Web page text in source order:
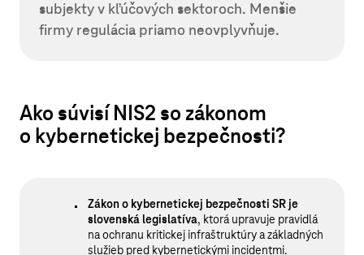
subjekty v kľúčových sektoroch. Menšie
firmy regulácia priamo neovplyvňuje.
Ako súvisí NIS2 so zákonom
o kybernetickej bezpečnosti?
Zákon o kybernetickej bezpečnosti SR je
slovenská legislatíva, ktorá upravuje pravidlá
na ochranu kritickej infraštruktúry a základných
služieb pred kybernetickými incidentmi.